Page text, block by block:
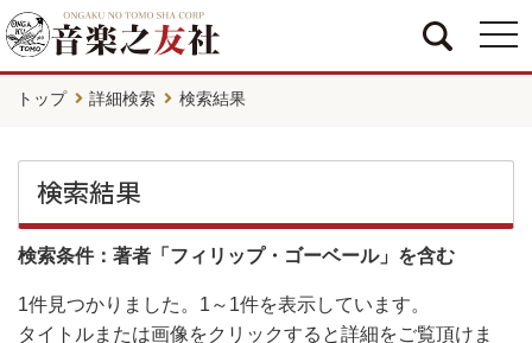
トップ 詳細検索 検索結果
検索結果
検索条件：著者「フィリップ・ゴーベール」を含む
1件見つかりました。 1～1件を表示しています。
タイトルまたは画像をクリックすると詳細をご覧頂けま